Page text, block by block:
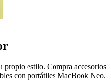
propio estilo. Compra accesorios
con portátiles MacBook Neo.